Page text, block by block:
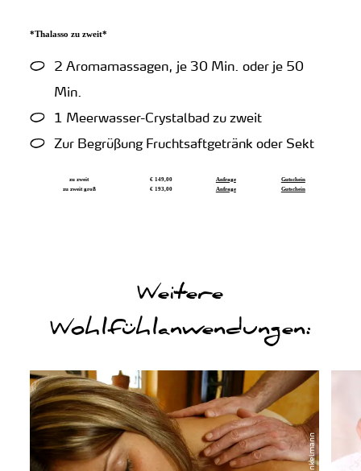
*Thalasso zu zweit*
2 Aromamassagen, je 30 Min. oder je 50
Min.
1 Meerwasser-Crystalbad zu zweit
Zur Begrüßung Fruchtsaftgetränk oder Sekt
zu zweit € 149,00 Anfrage
Gutschein
zu zweit groß
€ 193,00 Anfrage Gutschein
Weitere
Wohlfühlanwendungen:
will ich sehen